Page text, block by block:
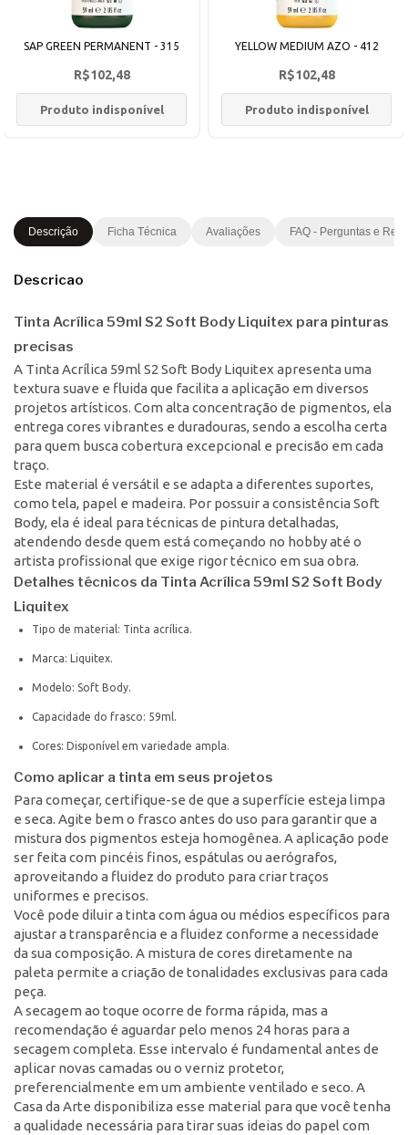
SAP GREEN PERMANENT - 315
R$102,48
Produto indisponível
YELLOW MEDIUM AZO - 412
R$102,48
Produto indisponível
Descrição Ficha Técnica Avaliações FAQ - Perguntas e
Descricao
Tinta Acrílica 59ml S2 Soft Body Liquitex para pinturas
precisas
A Tinta Acrílica 59ml S2 Soft Body Liquitex apresenta uma
textura suave e fluida que facilita a aplicação em diversos
projetos artísticos. Com alta concentração de pigmentos, ela
entrega cores vibrantes e duradouras, sendo a escolha certa
para quem busca cobertura excepcional e precisão em cada
traço.
Este material é versátil e se adapta a diferentes suportes,
como tela, papel e madeira. Por possuir a consistência Soft
Body, ela é ideal para técnicas de pintura detalhadas,
atendendo desde quem está começando no hobby até o
artista profissional que exige rigor técnico em sua obra.
Detalhes técnicos da Tinta Acrílica 59ml S2 Soft Body
Liquitex
Tipo de material: Tinta acrílica.
Marca: Liquitex.
Modelo: Soft Body.
Capacidade do frasco: 59ml.
Cores: Disponível em variedade ampla.
Como aplicar a tinta em seus projetos
Para começar, certifique-se de que a superfície esteja limpa
e seca. Agite bem o frasco antes do uso para garantir que a
mistura dos pigmentos esteja homogênea. A aplicação pode
ser feita com pincéis finos, espátulas ou aerógrafos,
aproveitando a fluidez do produto para criar traços
uniformes e precisos.
Você pode diluir a tinta com água ou médios específicos para
ajustar a transparência e a fluidez conforme a necessidade
da sua composição. A mistura de cores diretamente na
paleta permite a criação de tonalidades exclusivas para cada
peça.
A secagem ao toque ocorre de forma rápida, mas a
recomendação é aguardar pelo menos 24 horas para a
secagem completa. Esse intervalo é fundamental antes de
aplicar novas camadas ou o verniz protetor,
preferencialmente em um ambiente ventilado e seco. A
Casa da Arte disponibiliza esse material para que você tenha
a qualidade necessária para tirar suas ideias do papel com